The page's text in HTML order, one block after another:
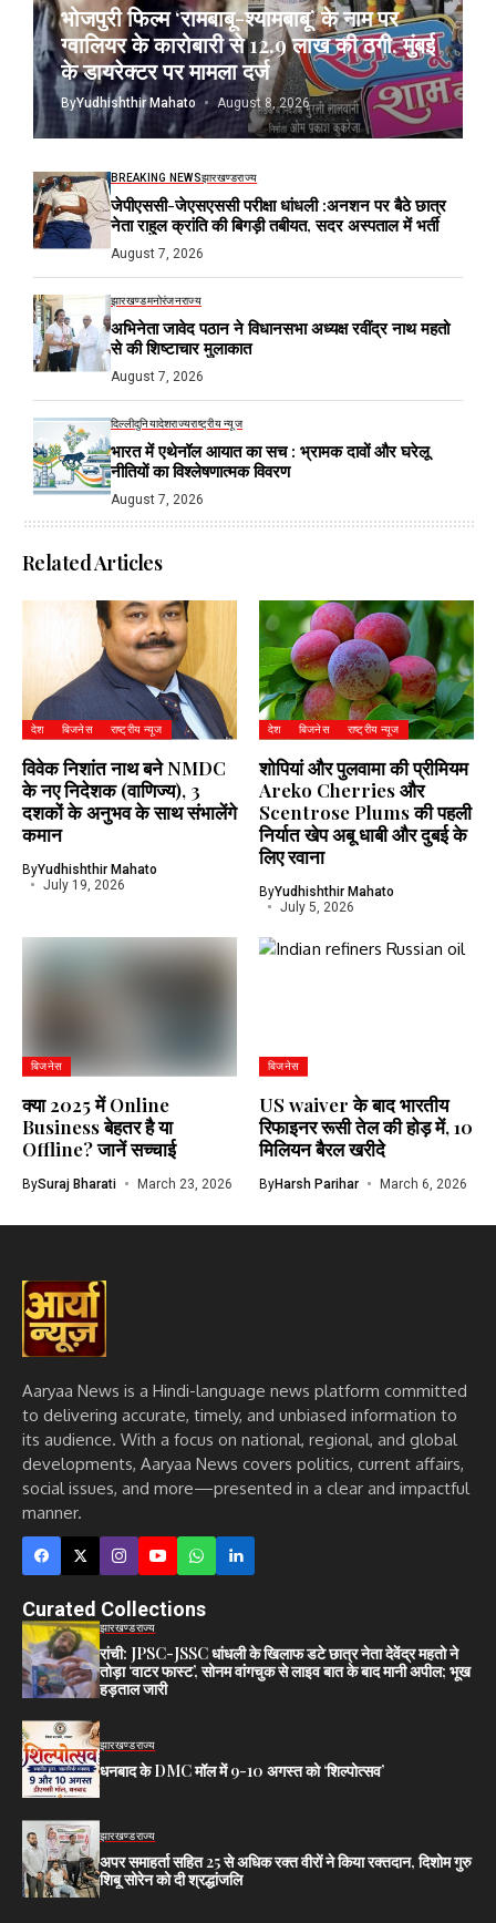
भोजपुरी फिल्म ‘रामबाबू-श्यामबाबू’ के नाम पर
ग्वालियर के कारोबारी से 12.9 लाख की ठगी, मुंबई
के डायरेक्टर पर मामला दर्ज
ByYudhishthir Mahato August 8, 2026
BREAKING NEWSझारखण्डराज्य
जेपीएससी-जेएसएससी परीक्षा धांधली :अनशन पर बैठे छात्र
नेता राहुल क्रांति की बिगड़ी तबीयत, सदर अस्पताल में भर्ती
August 7, 2026
झारखण्डमनोरंजनराज्य
अभिनेता जावेद पठान ने विधानसभा अध्यक्ष रवींद्र नाथ महतो
से की शिष्टाचार मुलाकात
August 7, 2026
दिल्लीदुनियादेशराज्यराष्ट्रीय न्यूज
भारत में एथेनॉल आयात का सच : भ्रामक दावों और घरेलू
नीतियों का विश्लेषणात्मक विवरण
August 7, 2026
Related Articles
देश बिजनेस राष्ट्रीय न्यूज
विवेक निशांत नाथ बने NMDC
के नए निदेशक (वाणिज्य), 3
दशकों के अनुभव के साथ संभालेंगे
कमान
ByYudhishthir Mahato
July 19, 2026
देश बिजनेस राष्ट्रीय न्यूज
शोपियां और पुलवामा की प्रीमियम
Areko Cherries और
Scentrose Plums की पहली
निर्यात खेप अबू धाबी और दुबई के
लिए रवाना
ByYudhishthir Mahato
July 5, 2026
बिजनेस
क्या 2025 में Online
Business बेहतर है या
Offline? जानें सच्चाई
BySuraj Bharati March 23, 2026
बिजनेस
US waiver के बाद भारतीय
रिफाइनर रूसी तेल की होड़ में, 10
मिलियन बैरल खरीदे
ByHarsh Parihar March 6, 2026
Aaryaa News is a Hindi-language news platform committed
to delivering accurate, timely, and unbiased information to
its audience. With a focus on national, regional, and global
developments, Aaryaa News covers politics, current affairs,
social issues, and more—presented in a clear and impactful
manner.
Curated Collections
झारखण्डराज्य
रांची: JPSC-JSSC धांधली के खिलाफ डटे छात्र नेता देवेंद्र महतो ने
तोड़ा ‘वाटर फास्ट’, सोनम वांगचुक से लाइव बात के बाद मानी अपील; भूख
हड़ताल जारी
झारखण्डराज्य
धनबाद के DMC मॉल में 9-10 अगस्त को ‘शिल्पोत्सव’
झारखण्डराज्य
अपर समाहर्ता सहित 25 से अधिक रक्त वीरों ने किया रक्तदान, दिशोम गुरु
शिबू सोरेन को दी श्रद्धांजलि